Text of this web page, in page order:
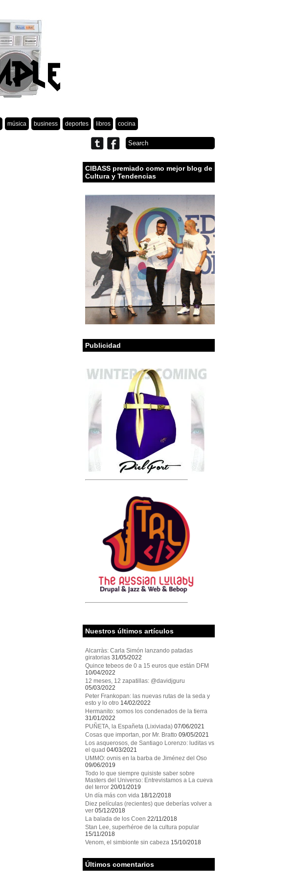
música business deportes libros cocina
CIBASS premiado como mejor blog de
Cultura y Tendencias
Publicidad
Nuestros últimos artículos
Alcarràs: Carla Simón lanzando patadas
giratorias 31/05/2022
Quince tebeos de 0 a 15 euros que están DFM
10/04/2022
12 meses, 12 zapatillas: @davidjguru
05/03/2022
Peter Frankopan: las nuevas rutas de la seda y
esto y lo otro 14/02/2022
Hermanito: somos los condenados de la tierra
31/01/2022
PUÑETA, la Españeta (Lixiviada) 07/06/2021
Cosas que importan, por Mr. Bratto 09/05/2021
Los asquerosos, de Santiago Lorenzo: luditas vs
el quad 04/03/2021
UMMO: ovnis en la barba de Jiménez del Oso
09/06/2019
Todo lo que siempre quisiste saber sobre
Masters del Universo: Entrevistamos a La cueva
del terror 20/01/2019
Un día más con vida 18/12/2018
Diez películas (recientes) que deberías volver a
ver 05/12/2018
La balada de los Coen 22/11/2018
Stan Lee, superhéroe de la cultura popular
15/11/2018
Venom, el simbionte sin cabeza 15/10/2018
Últimos comentarios